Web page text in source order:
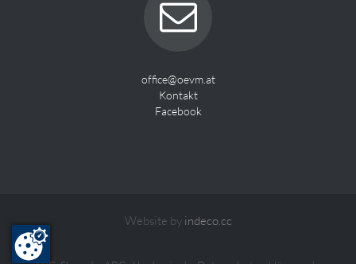
office@oevm.at
Kontakt
Facebook
Website by indeco.cc